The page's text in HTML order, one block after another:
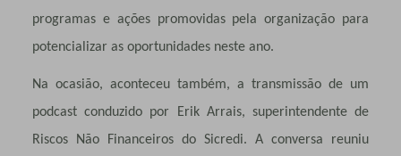
programas e ações promovidas pela organização para
potencializar as oportunidades neste ano.
Na ocasião, aconteceu também, a transmissão de um
podcast conduzido por Erik Arrais, superintendente de
Riscos Não Financeiros do Sicredi. A conversa reuniu